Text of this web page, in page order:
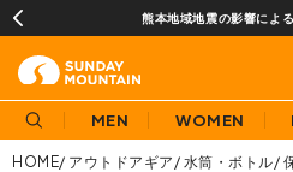
熊本地域地震の影響によ
MEN WOMEN
HOME アウトドアギア 水筒・ボトル